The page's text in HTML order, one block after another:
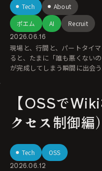
Tech
About
ポエム
AI Recruit
2026.06.16
現場と、行間と、パートタイマーさんと。 システ
ると、たまに「誰も悪くない
が完成してしまう瞬間に出会う。 PMは、現場の要望を丁寧に
【OSSで
クセス制御編）
Tech OSS
2026.06.12